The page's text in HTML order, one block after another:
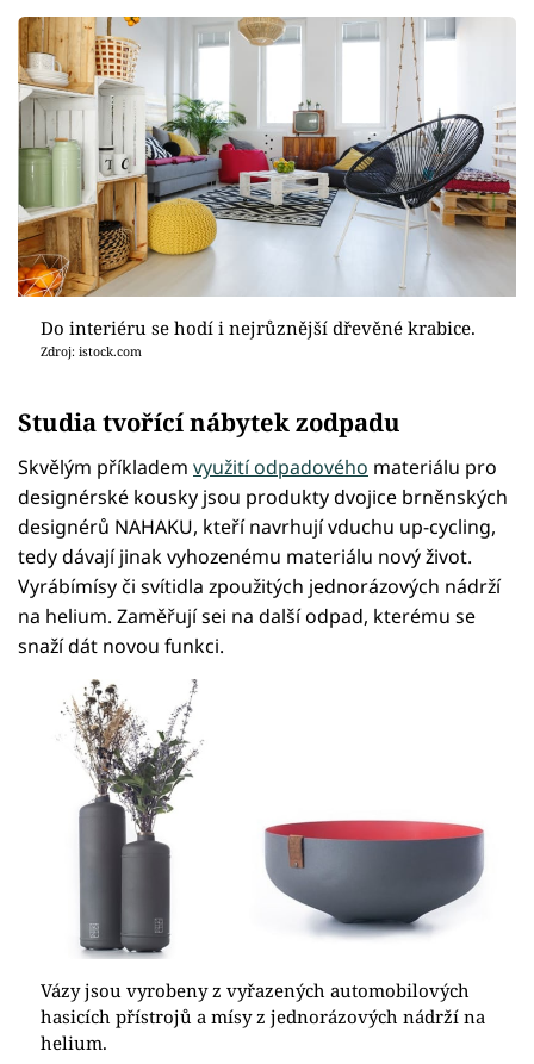
Do interiéru se hodí i nejrůznější dřevěné krabice.
Zdroj: istock.com
Studia tvořící nábytek zodpadu
Skvělým příkladem využití odpadového materiálu pro
designérské kousky jsou produkty dvojice brněnských
designérů NAHAKU, kteří navrhují vduchu up-cycling,
tedy dávají jinak vyhozenému materiálu nový život.
Vyrábímísy či svítidla zpoužitých jednorázových nádrží
na helium. Zaměřují sei na další odpad, kterému se
snaží dát novou funkci.
Vázy jsou vyrobeny z vyřazených automobilových
hasicích přístrojů a mísy z jednorázových nádrží na
helium.